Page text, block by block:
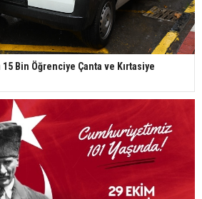
Bin Öğrenciye Çanta ve Kırtasiye